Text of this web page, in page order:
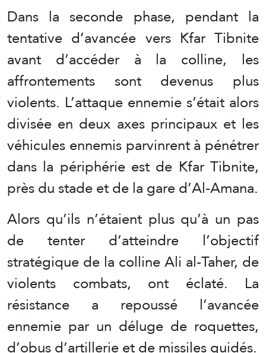
Dans la seconde phase, pendant la
tentative d’avancée vers Kfar Tibnite
avant d’accéder à la colline, les
affrontements sont devenus plus
violents. L’attaque ennemie s’était alors
divisée en deux axes principaux et les
véhicules ennemis parvinrent à pénétrer
dans la périphérie est de Kfar Tibnite,
près du stade et de la gare d’Al-Amana.
Alors qu’ils n’étaient plus qu’à un pas
de tenter d’atteindre l’objectif
stratégique de la colline Ali al-Taher, de
violents combats, ont éclaté. La
résistance a repoussé l’avancée
ennemie par un déluge de roquettes,
d’obus d’artillerie et de missiles guidés.